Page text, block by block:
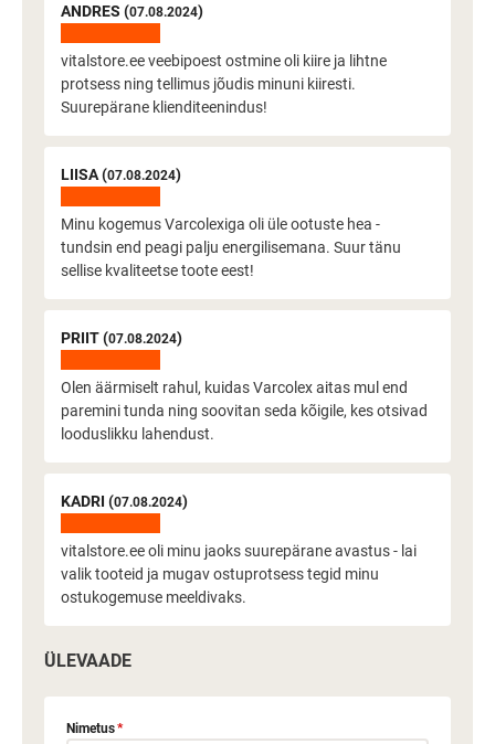
ANDRES (07.08.2024)
vitalstore.ee veebipoest ostmine oli kiire ja lihtne
protsess ning tellimus jõudis minuni kiiresti.
Suurepärane klienditeenindus!
LIISA (07.08.2024)
Minu kogemus Varcolexiga oli üle ootuste hea -
tundsin end peagi palju energilisemana. Suur tänu
sellise kvaliteetse toote eest!
PRIIT (07.08.2024)
Olen äärmiselt rahul, kuidas Varcolex aitas mul end
paremini tunda ning soovitan seda kõigile, kes otsivad
looduslikku lahendust.
KADRI (07.08.2024)
vitalstore.ee oli minu jaoks suurepärane avastus - lai
valik tooteid ja mugav ostuprotsess tegid minu
ostukogemuse meeldivaks.
ÜLEVAADE
Nimetus*